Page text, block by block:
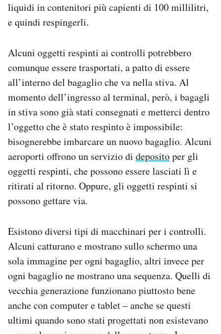
liquidi in contenitori più capienti di 100 millilitri,
e quindi respingerli.
Alcuni oggetti respinti ai controlli potrebbero
comunque essere trasportati, a patto di essere
all’interno del bagaglio che va nella stiva. Al
momento dell’ingresso al terminal, però, i bagagli
in stiva sono già stati consegnati e metterci dentro
l’oggetto che è stato respinto è impossibile:
bisognerebbe imbarcare un nuovo bagaglio. Alcuni
aeroporti offrono un servizio di depositoper gli
oggetti respinti, che possono essere lasciati lì e
ritirati al ritorno. Oppure, gli oggetti respinti si
possono gettare via.
Esistono diversi tipi di macchinari per i controlli.
Alcuni catturano e mostrano sullo schermo una
sola immagine per ogni bagaglio, altri invece per
ogni bagaglio ne mostrano una sequenza. Quelli di
vecchia generazione funzionano piuttosto bene
anche con computer e tablet – anche se questi
ultimi quando sono stati progettati non esistevano